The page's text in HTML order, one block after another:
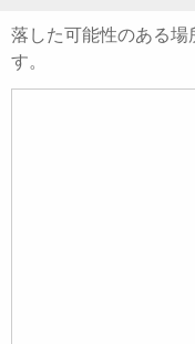
落した可能性のある場
す。